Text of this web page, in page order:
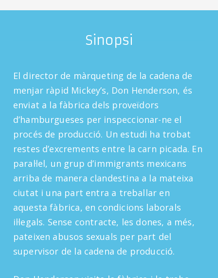
Sinopsi
El director de màrqueting de la cadena de
menjar ràpid Mickey’s, Don Henderson, és
enviat a la fàbrica dels proveïdors
d’hamburgueses per inspeccionar-ne el
procés de producció. Un estudi ha trobat
restes d’excrements entre la carn picada. En
paral·lel, un grup d’immigrants mexicans
arriba de manera clandestina a la mateixa
ciutat i una part entra a treballar en
aquesta fàbrica, en condicions laborals
il·legals. Sense contracte, les dones, a més,
pateixen abusos sexuals per part del
supervisor de la cadena de producció.